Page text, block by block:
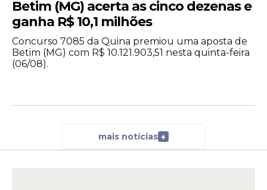
Betim (MG) acerta as cinco dezenas e
ganha R$ 10,1 milhões
Concurso 7085 da Quina premiou uma aposta de
Betim (MG) com R$ 10.121.903,51 nesta quinta-feira
(06/08).
mais notícias +